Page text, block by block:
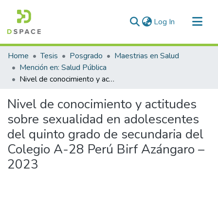
Log In (current)
Communities & Collections
All of DSpace
Statistics
Home Tesis Posgrado
Maestrias en Salud
Mención en: Salud Pública
Nivel de conocimiento y actitudes sobre sexualidad en adolescentes del quinto grado de secundaria del Colegio A-28 Perú Birf Azángaro – 2023
Nivel de conocimiento y actitudes
sobre sexualidad en adolescentes
del quinto grado de secundaria del
Colegio A-28 Perú Birf Azángaro –
2023